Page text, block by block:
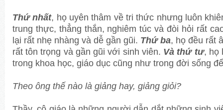
Thứ nhất, họ uyên thâm về tri thức nhưng luôn
trung thực, thẳng thắn, nghiêm túc và đòi hỏi rất
lại rất nhẹ nhàng và dễ gần gũi. Thứ ba, họ đều rất
rất tôn trọng và gần gũi với sinh viên. Và thứ tư, họ
trong khoa học, giáo dục cũng như trong đời sống
Theo ông thế nào là giảng hay, giảng giỏi?